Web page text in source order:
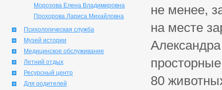
Морозова Елена Владимировна
Прохорова Лариса Михайловна
Психологическая служба
Музей истории
Медицинское обслуживание
Летний отдых
Ресурсный центр
Для родителей
не менее,
на месте
80